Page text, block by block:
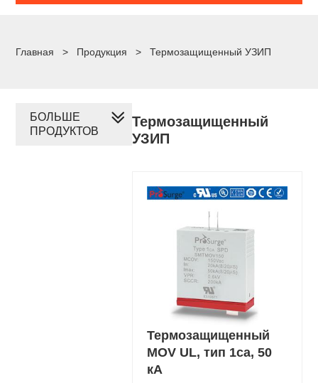
Главная > Продукция > Термозащищенный УЗИП
Термозащищенный
УЗИП
Термозащищенный
MOV UL, тип 1ca, 50
кА
БОЛЬШЕ
ПРОДУКТОВ